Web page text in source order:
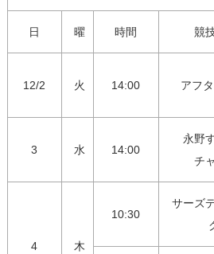
日 曜 時間 競
12/2 火 14:00 アフ
3 水 14:00
永野
チ
4 木
10:30
サーズ